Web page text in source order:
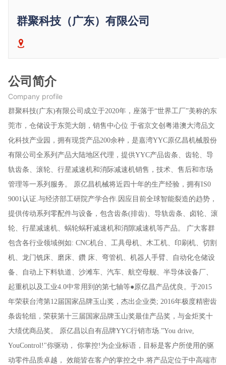
群聚科技（广东）有限公司
公司简介
Company profile
群聚科技(广东)有限公司成立于2020年，座落于“世界工厂”美称的东
莞市，仓储设于东莞大朗，销售中心位 于省京文创粤港澳大湾品文
化科技产业园，拥有现货产品200余种，是嘉湾YYC原亿昌机械股份
有限公司全系列产品大陆地区代理，提供YYC产品齿条、齿轮、导
轨齿条、滚轮、行星减速机和消际减速机销售，技术、售后和市场
管理等一系列服务。 原亿昌机械将近四十年的生产经验，拥有IS0
9001认证.与经济部工研院产学合作.因应目前全球智能裂造的趋势，
提供传动系列零配件与设备，包含齿条(排齿)、导轨齿条、卤轮、滚
轮、行星减速机、蜗轮蜗秆减速机和消隙减速机等产品。 广大客群
包含各行业领域例如: CNC机台、工具母机、木工机、印刷机、切割
机、龙门铣床、磨床、鑽 床、弯管机、机器人手臂、自动化仓储设
备、自动上下料轨道、沙滩车、汽车、航空母舰、半导体设备厂、
起重机以及工业4.0中常用到的第七轴等●原亿昌产品优良。于2015
年荣获台湾第12届国家品牌玉山奖，杰出企业类; 2016年极度精密齿
条齿轮组，荣获第十三届国家品牌玉山奖最佳产品奖，与金炬奖十
大绩优商品奖。 原亿昌以自有品牌YYC行销市场.”You drive,
YouControl!"你驱动， 你掌控!为企业标语，目标是客户所使用的驱
动零件品质卓越， 效能皆在客户的掌控之中.将产品定位于中高端市